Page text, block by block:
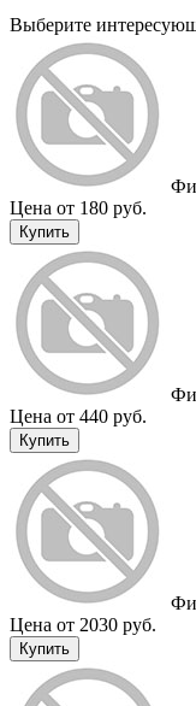
Выберите
Цена от 180 руб.
Купить
Цена от 440 руб.
Купить
Цена от 2030 руб.
Купить